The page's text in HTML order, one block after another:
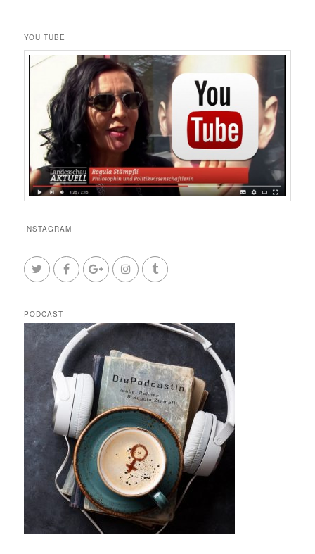
YOU TUBE
INSTAGRAM
PODCAST